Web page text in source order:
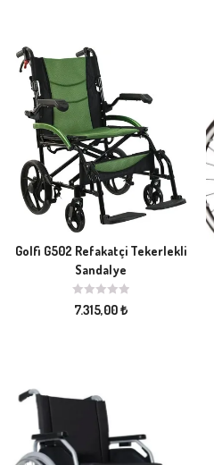
Golfi G502 Refakatçi Tekerlekli
Sandalye
7.315,00₺